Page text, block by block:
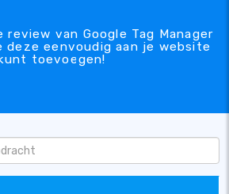
review van Google Tag Manager
deze eenvoudig aan je website
toevoegen!